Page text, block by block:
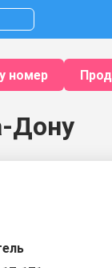
номер
Дону